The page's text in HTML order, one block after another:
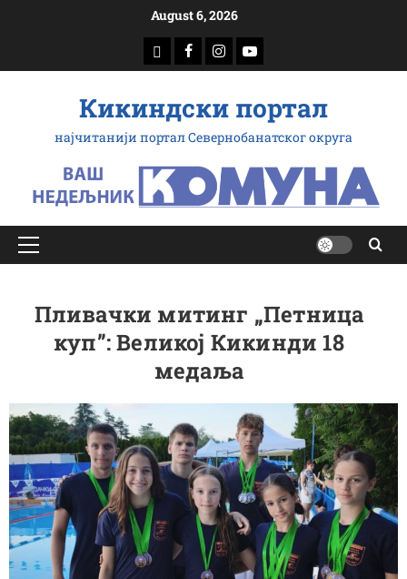
August 6, 2026
доwнлоад
Фацебоок
Инстаграм
Yоутубе
Кикиндски портал
најчитанији портал Севернобанатског округа
Примарy
Пливачки митинг „Петница
куп”: Великој Кикинди 18
медаља